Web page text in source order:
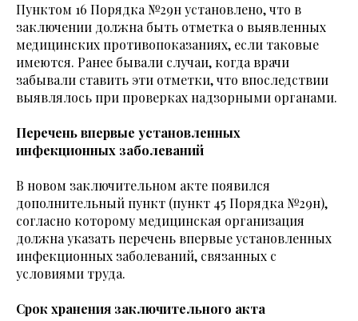
Пунктом 16 Порядка №29н установлено, что в
заключении должна быть отметка о выявленных
медицинских противопоказаниях, если таковые
имеются. Ранее бывали случаи, когда врачи
забывали ставить эти отметки, что впоследствии
выявлялось при проверках надзорными органами.
Перечень впервые установленных
инфекционных заболеваний
В новом заключительном акте появился
дополнительный пункт (пункт 45 Порядка №29н),
согласно которому медицинская организация
должна указать перечень впервые установленных
инфекционных заболеваний, связанных с
условиями труда.
Срок хранения заключительного акта